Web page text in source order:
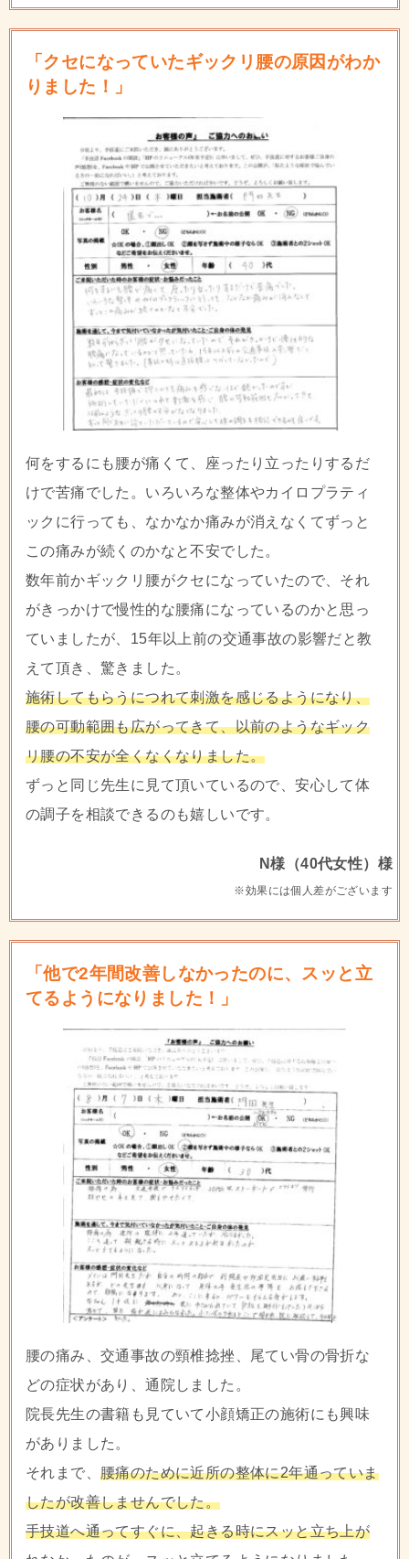
「クセになっていたギックリ腰の原因がわか
りました！」
何をするにも腰が痛くて、座ったり立ったりするだ
けで苦痛でした。いろいろな整体やカイロプラティ
ックに行っても、なかなか痛みが消えなくてずっと
この痛みが続くのかなと不安でした。
数年前かギックリ腰がクセになっていたので、それ
がきっかけで慢性的な腰痛になっているのかと思っ
ていましたが、15年以上前の交通事故の影響だと教
えて頂き、驚きました。
施術してもらうにつれて刺激を感じるようになり、
腰の可動範囲も広がってきて、以前のようなギック
リ腰の不安が全くなくなりました。
ずっと同じ先生に見て頂いているので、安心して体
の調子を相談できるのも嬉しいです。
N様（40代女性）様
※効果には個人差がございます
「他で2年間改善しなかったのに、スッと立
てるようになりました！」
腰の痛み、交通事故の頸椎捻挫、尾てい骨の骨折な
どの症状があり、通院しました。
院長先生の書籍も見ていて小顔矯正の施術にも興味
がありました。
それまで、 腰痛のために近所の整体に2年通っていま
したが改善しませんでした。
手技道へ通ってすぐに、起きる時にスッと立ち上が